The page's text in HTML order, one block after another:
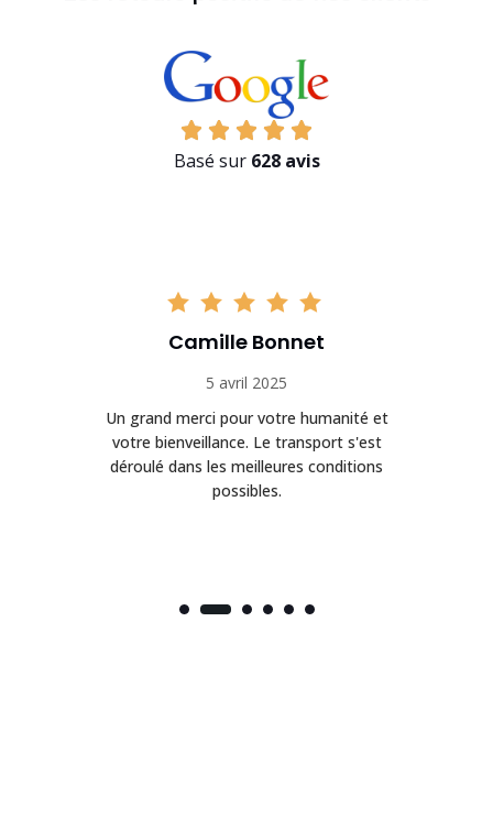
Basé sur 628 avis
Camille Bonnet
5 avril 2025
Un grand merci pour votre humanité et
votre bienveillance. Le transport s'est
déroulé dans les meilleures conditions
possibles.